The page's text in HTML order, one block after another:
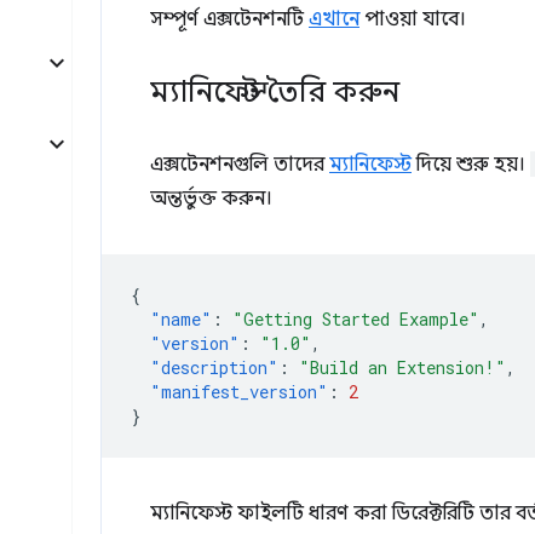
সম্পূর্ণ এক্সটেনশনটিএখানেপাওয়া যাবে।
ম্যানিফেস্ট তৈরি করুন
এক্সটেনশনগুলি তাদেরম্যানিফেস্টদিয়ে শুরু হয়।
অন্তর্ভুক্ত করুন।
{
"name" : "Getting Started Example" ,
"version" : "1.0" ,
"description" : "Build an Extension!" ,
"manifest_version" :
2
}
ম্যানিফেস্ট ফাইলটি ধারণ করা ডিরেক্টরিটি